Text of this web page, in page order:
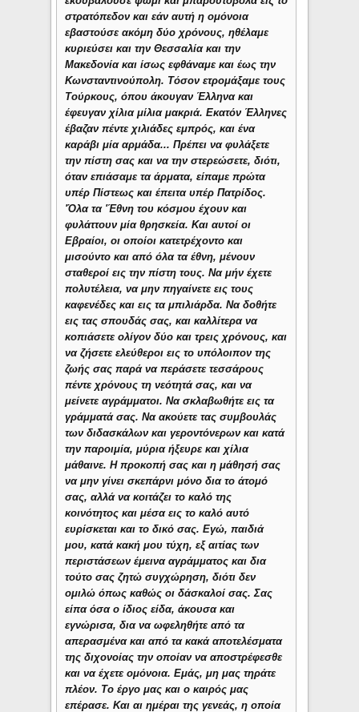
στρατόπεδον και εάν αυτή η ομόνοια
εβαστούσε ακόμη δύο χρόνους, ηθέλαμε
κυριεύσει και την Θεσσαλία και την
Μακεδονία και ίσως εφθάναμε και έως την
Κωνσταντινούπολη. Τόσον ετρομάξαμε τους
Τούρκους, όπου άκουγαν Έλληνα και
έφευγαν χίλια μίλια μακριά. Εκατόν Έλληνες
έβαζαν πέντε χιλιάδες εμπρός, και ένα
καράβι μία αρμάδα... Πρέπει να φυλάξετε
την πίστη σας και να την στερεώσετε, διότι,
όταν επιάσαμε τα άρματα, είπαμε πρώτα
υπέρ Πίστεως και έπειτα υπέρ Πατρίδος.
'Όλα τα 'Έθνη του κόσμου έχουν και
φυλάττουν μία θρησκεία. Και αυτοί οι
Εβραίοι, οι οποίοι κατετρέχοντο και
μισούντο και από όλα τα έθνη, μένουν
σταθεροί εις την πίστη τους. Να μήν έχετε
πολυτέλεια, να μην πηγαίνετε εις τους
καφενέδες και εις τα μπιλιάρδα. Να δοθήτε
εις τας σπουδάς σας, και καλλίτερα να
κοπιάσετε ολίγον δύο και τρεις χρόνους, και
να ζήσετε ελεύθεροι εις το υπόλοιπον της
ζωής σας παρά να περάσετε τεσσάρους
πέντε χρόνους τη νεότητά σας, και να
μείνετε αγράμματοι. Να σκλαβωθήτε εις τα
γράμματά σας. Να ακούετε τας συμβουλάς
των διδασκάλων και γεροντόνερων και κατά
την παροιμία, μύρια ήξευρε και χίλια
μάθαινε. Η προκοπή σας και η μάθησή σας
να μην γίνει σκεπάρνι μόνο δια το άτομό
σας, αλλά να κοιτάζει το καλό της
κοινότητος και μέσα εις το καλό αυτό
ευρίσκεται και το δικό σας. Εγώ, παιδιά
μου, κατά κακή μου τύχη, εξ αιτίας των
περιστάσεων έμεινα αγράμματος και δια
τούτο σας ζητώ συγχώρηση, διότι δεν
ομιλώ όπως καθώς οι δάσκαλοί σας. Σας
είπα όσα ο ίδιος είδα, άκουσα και
εγνώρισα, δια να ωφεληθήτε από τα
απερασμένα και από τα κακά αποτελέσματα
της διχονοίας την οποίαν να αποστρέφεσθε
και να έχετε ομόνοια. Εμάς, μη μας τηράτε
πλέον. Το έργο μας και ο καιρός μας
επέρασε. Και αι ημέραι της γενεάς, η οποία